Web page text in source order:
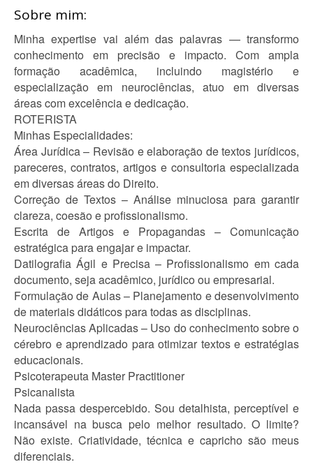
Sobre mim:
Minha expertise vai além das palavras — transformo
conhecimento em precisão e impacto. Com ampla
formação acadêmica, incluindo magistério e
especialização em neurociências, atuo em diversas
áreas com excelência e dedicação.
ROTERISTA
Minhas Especialidades:
Área Jurídica – Revisão e elaboração de textos jurídicos,
pareceres, contratos, artigos e consultoria especializada
em diversas áreas do Direito.
Correção de Textos – Análise minuciosa para garantir
clareza, coesão e profissionalismo.
Escrita de Artigos e Propagandas – Comunicação
estratégica para engajar e impactar.
Datilografia Ágil e Precisa – Profissionalismo em cada
documento, seja acadêmico, jurídico ou empresarial.
Formulação de Aulas – Planejamento e desenvolvimento
de materiais didáticos para todas as disciplinas.
Neurociências Aplicadas – Uso do conhecimento sobre o
cérebro e aprendizado para otimizar textos e estratégias
educacionais.
Psicoterapeuta Master Practitioner
Psicanalista
Nada passa despercebido. Sou detalhista, perceptível e
incansável na busca pelo melhor resultado. O limite?
Não existe. Criatividade, técnica e capricho são meus
diferenciais.